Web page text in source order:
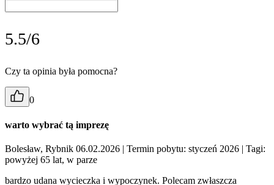
5.5/6
Czy ta opinia była pomocna?
0
warto wybrać tą imprezę
Bolesław, Rybnik 06.02.2026 | Termin pobytu: styczeń 2026 | Tagi:
powyżej 65 lat, w parze
bardzo udana wycieczka i wypoczynek. Polecam zwłaszcza